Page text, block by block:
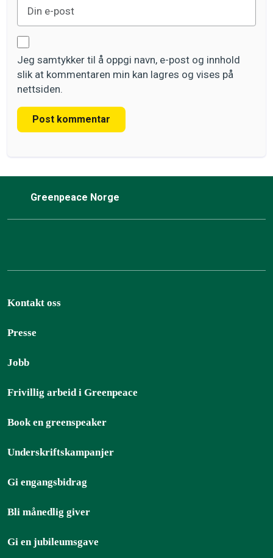
Jeg samtykker til å oppgi navn, e-post og innhold
slik at kommentaren min kan lagres og vises på
nettsiden.
Post kommentar
Greenpeace Norge
Kontakt oss
Presse
Jobb
Frivillig arbeid i Greenpeace
Book en greenspeaker
Underskriftskampanjer
Gi engangsbidrag
Bli månedlig giver
Gi en jubileumsgave